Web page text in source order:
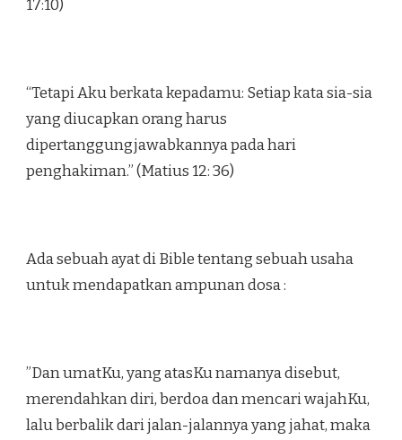
17:10)
“Tetapi Aku berkata kepadamu: Setiap kata sia-sia
yang diucapkan orang harus
dipertanggungjawabkannya pada hari
penghakiman.” (Matius 12: 36)
Ada sebuah ayat di Bible tentang sebuah usaha
untuk mendapatkan ampunan dosa :
”Dan umatKu, yang atasKu namanya disebut,
merendahkan diri, berdoa dan mencari wajahKu,
lalu berbalik dari jalan-jalannya yang jahat, maka